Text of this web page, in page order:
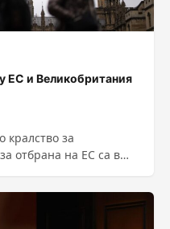
ЕС и Великобритания
кралство за
отбрана на ЕС са в